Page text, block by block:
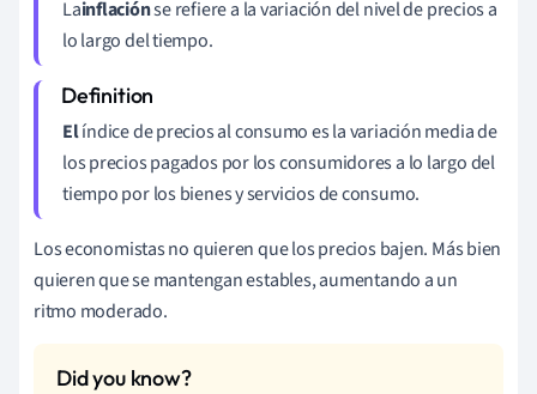
Lainflaciónse refiere a la variación del nivel de precios a
lo largo del tiempo.
Elíndice de precios al consumo es la variación media de
los precios pagados por los consumidores a lo largo del
tiempo por los bienes y servicios de consumo.
Los economistas no quieren que los precios bajen. Más bien
quieren que se mantengan estables, aumentando a un
ritmo moderado.